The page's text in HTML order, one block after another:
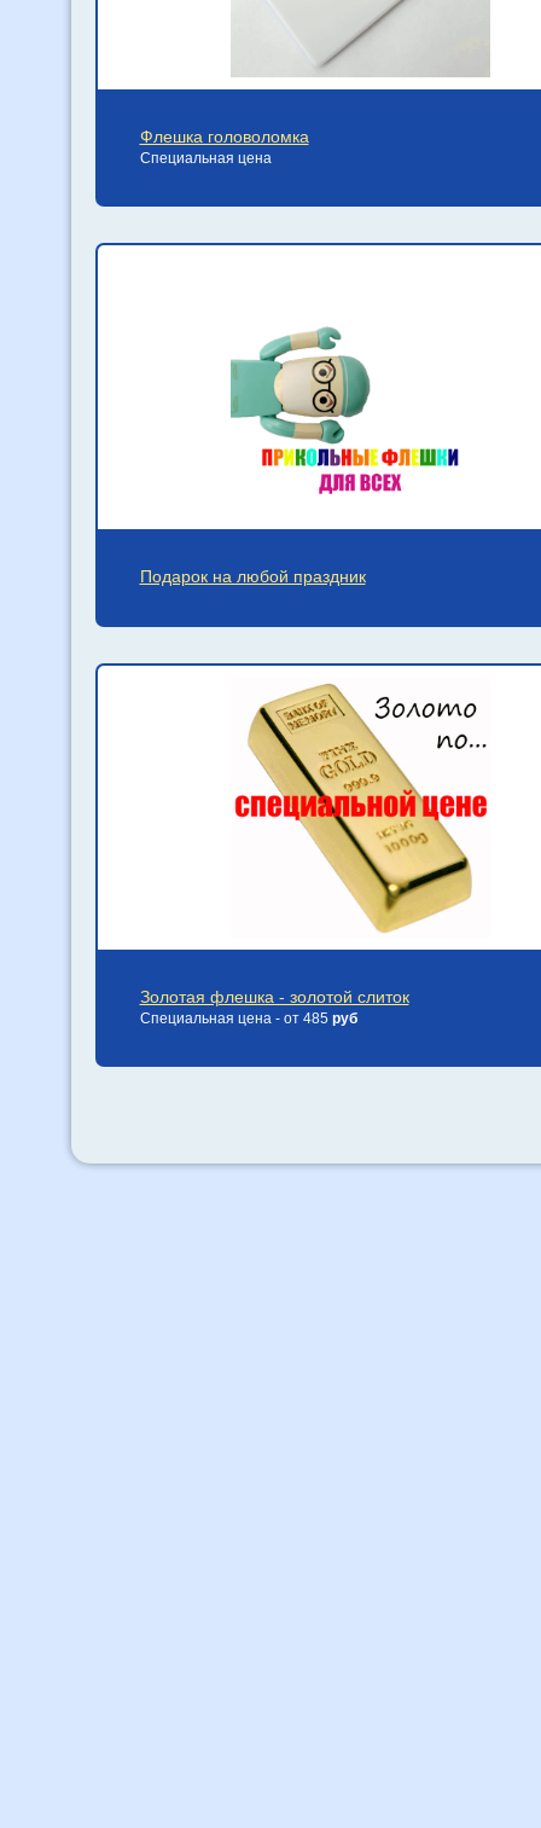
Флешка головоломка
Специальная цена
Подарок на любой праздник
Золотая флешка - золотой слиток
Специальная цена - от 485 руб